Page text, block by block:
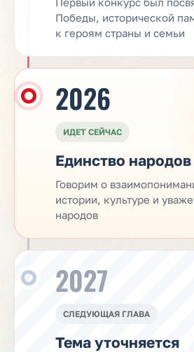
Победы, исторической
к героям страны и семьи
2026
ИДЕТ СЕЙЧАС
Единство народов
Говорим о
истории, культуре и
народов
2027
СЛЕДУЮЩАЯ ГЛАВА
Тема уточняется